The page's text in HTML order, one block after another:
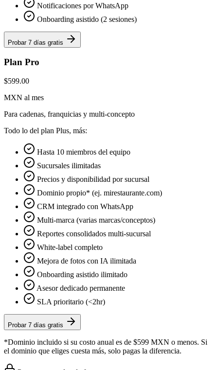
Notificaciones por WhatsApp
Onboarding asistido (2 sesiones)
Probar 7 días gratis
Plan Pro
$599.00
MXN al mes
Para cadenas, franquicias y multi-concepto
Todo lo del plan Plus, más:
Hasta 10 miembros del equipo
Sucursales ilimitadas
Precios y disponibilidad por sucursal
Dominio propio* (ej. mirestaurante.com)
CRM integrado con WhatsApp
Multi-marca (varias marcas/conceptos)
Reportes consolidados multi-sucursal
White-label completo
Mejora de fotos con IA ilimitada
Onboarding asistido ilimitado
Asesor dedicado permanente
SLA prioritario (<2hr)
Probar 7 días gratis
*Dominio incluido si su costo anual es de $599 MXN o menos. Si
el dominio que eliges cuesta más, solo pagas la diferencia.